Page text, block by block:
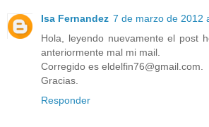
Isa Fernandez 7 de marzo de 2012
Hola, leyendo nuevamente el post
anteriormente mal mi mail.
Corregido es eldelfin76@gmail.com.
Gracias.
Responder